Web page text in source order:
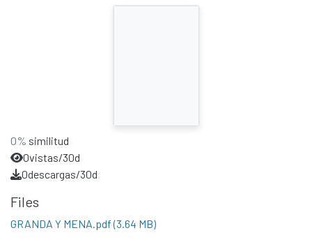
0% similitud
0vistas/30d
0descargas/30d
Files
GRANDA Y MENA.pdf(3.64 MB)